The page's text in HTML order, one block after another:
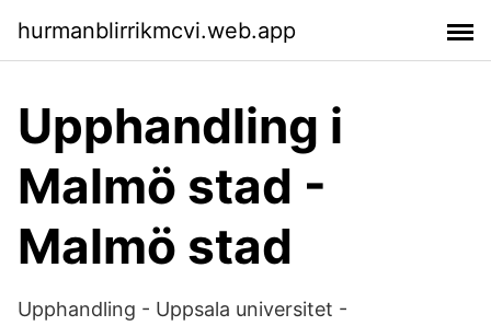
hurmanblirrikmcvi.web.app
Upphandling i
Malmö stad -
Malmö stad
Upphandling - Uppsala universitet -